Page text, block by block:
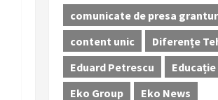
comunicate de presa
content unic
Diferențe
Eduard Petrescu
Eko Group
Eko News